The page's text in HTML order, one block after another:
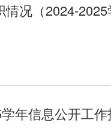
况（2024-
年信息公开工